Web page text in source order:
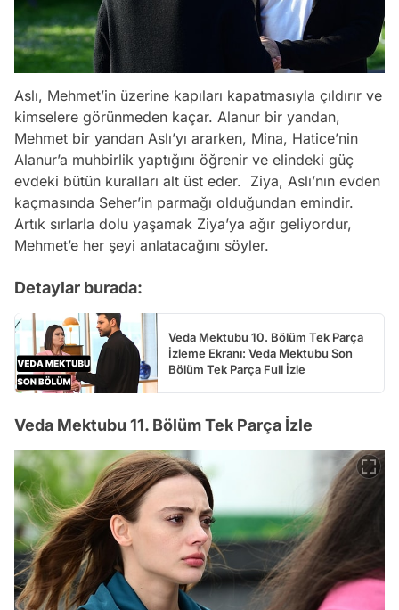
Aslı, Mehmet’in üzerine kapıları kapatmasıyla çıldırır ve
kimselere görünmeden kaçar. Alanur bir yandan,
Mehmet bir yandan Aslı’yı ararken, Mina, Hatice’nin
Alanur’a muhbirlik yaptığını öğrenir ve elindeki güç
evdeki bütün kuralları alt üst eder. Ziya, Aslı’nın evden
kaçmasında Seher’in parmağı olduğundan emindir.
Artık sırlarla dolu yaşamak Ziya’ya ağır geliyordur,
Mehmet’e her şeyi anlatacağını söyler.
Detaylar burada:
Veda Mektubu 10. Bölüm Tek Parça
İzleme Ekranı: Veda Mektubu Son
Bölüm Tek Parça Full İzle
Veda Mektubu 11. Bölüm Tek Parça İzle